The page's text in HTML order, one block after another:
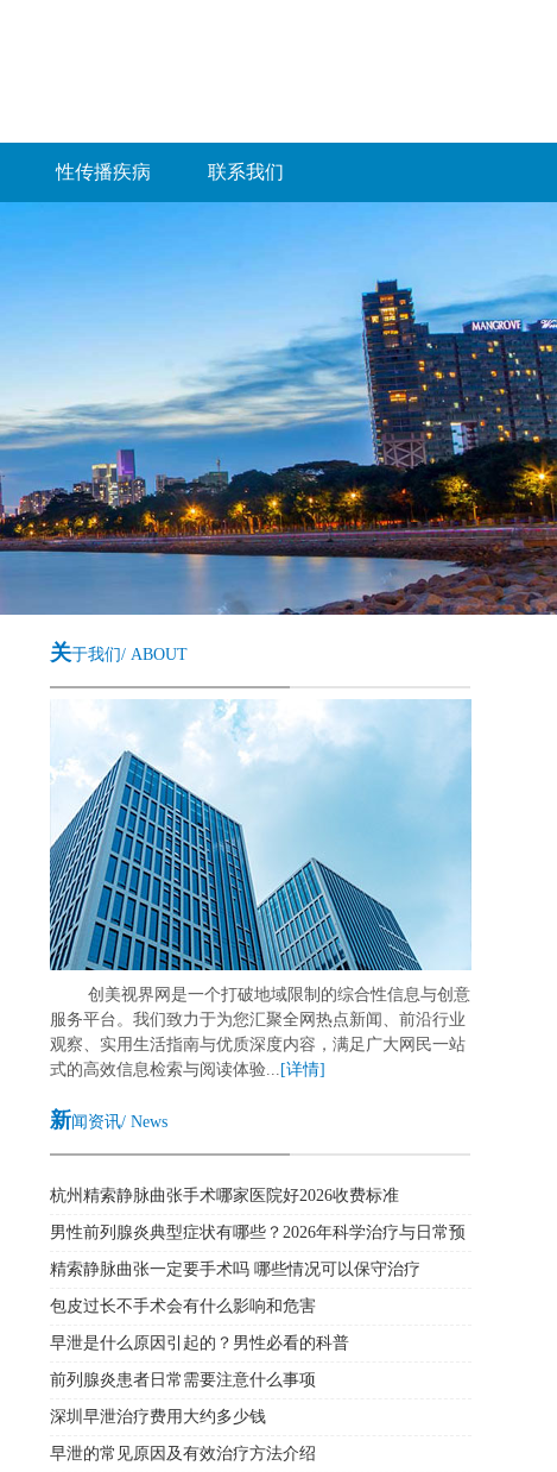
性传播疾病 联系我们
关于我们/ ABOUT
创美视界网是一个打破地域限制的综合性信息与创意
服务平台。我们致力于为您汇聚全网热点新闻、前沿行业
观察、实用生活指南与优质深度内容，满足广大网民一站
式的高效信息检索与阅读体验... [详情]
新闻资讯/ News
杭州精索静脉曲张手术哪家医院好2026收费标准
男性前列腺炎典型症状有哪些？2026年科学治疗与日常预
防全攻略
精索静脉曲张一定要手术吗 哪些情况可以保守治疗
包皮过长不手术会有什么影响和危害
早泄是什么原因引起的？男性必看的科普
前列腺炎患者日常需要注意什么事项
深圳早泄治疗费用大约多少钱
早泄的常见原因及有效治疗方法介绍